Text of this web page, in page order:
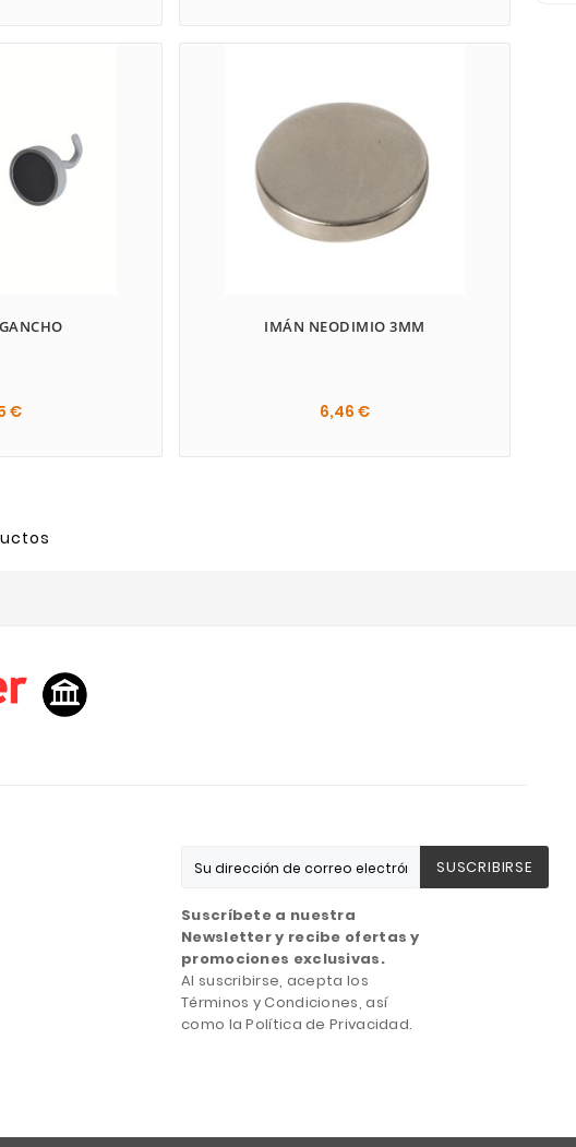
€
IMÁN NEODIMIO 3MM
6,46 €
SUSCRIBIRSE
Suscríbete a nuestra
Newsletter y recibe ofertas y
promociones exclusivas.
Al suscribirse, acepta los
Términos y Condiciones, así
como la Política de Privacidad.